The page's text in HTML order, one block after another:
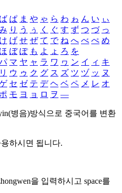
ば ぱ ま や ゃ ら わ ゎ ん い ぃ
り う ぅ く ぐ す ず つ づ っ
け げ せ ぜ て で ね へ べ ぺ め
ほ ぼ ぽ も よ ょ ろ を
マ ヤ ャ ラ ワ ヮ ン イ ィ キ
リ ウ ゥ ク グ ス ズ ツ ヅ ッ ヌ
セ ゼ テ デ ヘ ベ ペ メ レ オ
モ ヨ ョ ロ ヲ ―
병음)방식으로 중국어를 변환
하시면 됩니다.
을 입력하시고 space를